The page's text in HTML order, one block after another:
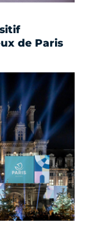
de Paris